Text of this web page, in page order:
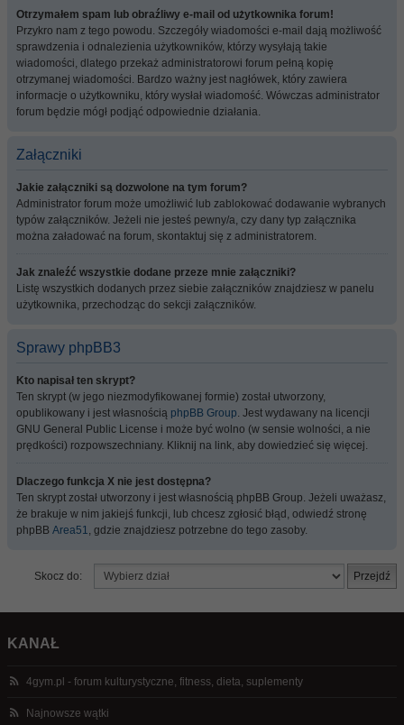
Otrzymałem spam lub obraźliwy e-mail od użytkownika forum!
Przykro nam z tego powodu. Szczegóły wiadomości e-mail dają możliwość
sprawdzenia i odnalezienia użytkowników, którzy wysyłają takie
wiadomości, dlatego przekaż administratorowi forum pełną kopię
otrzymanej wiadomości. Bardzo ważny jest nagłówek, który zawiera
informacje o użytkowniku, który wysłał wiadomość. Wówczas administrator
forum będzie mógł podjąć odpowiednie działania.
Załączniki
Jakie załączniki są dozwolone na tym forum?
Administrator forum może umożliwić lub zablokować dodawanie wybranych
typów załączników. Jeżeli nie jesteś pewny/a, czy dany typ załącznika
można załadować na forum, skontaktuj się z administratorem.
Jak znaleźć wszystkie dodane przeze mnie załączniki?
Listę wszystkich dodanych przez siebie załączników znajdziesz w panelu
użytkownika, przechodząc do sekcji załączników.
Sprawy phpBB3
Kto napisał ten skrypt?
Ten skrypt (w jego niezmodyfikowanej formie) został utworzony,
opublikowany i jest własnością phpBB Group. Jest wydawany na licencji
GNU General Public License i może być wolno (w sensie wolności, a nie
prędkości) rozpowszechniany. Kliknij na link, aby dowiedzieć się więcej.
Dlaczego funkcja X nie jest dostępna?
Ten skrypt został utworzony i jest własnością phpBB Group. Jeżeli uważasz,
że brakuje w nim jakiejś funkcji, lub chcesz zgłosić błąd, odwiedź stronę
phpBB Area51, gdzie znajdziesz potrzebne do tego zasoby.
Skocz do:
KANAŁ
4gym.pl - forum kulturystyczne, fitness, dieta, suplementy
Najnowsze wątki